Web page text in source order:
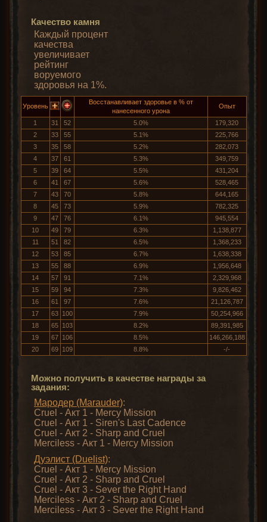
Качество камня
Каждый процент
качества
увеличивает
рейтинг
воруемого
здоровья на 1%.
Уровень
Восстанавливает здоровье в % от
нанесенного урона
Опыт
1 31 52 5.0%
179,320
2
33 55 5.1%
225,766
3
35 58 5.2%
282,073
4
37 61 5.3%
349,759
5
39 64 5.5%
431,204
6
41 67 5.6%
528,465
7
43 70 5.8%
644,165
8
45 73 5.9%
782,325
9
47 76 6.1%
945,554
10
49 79 6.3%
1,138,877
11
51 82 6.5%
1,368,233
12
53 85 6.7%
1,638,338
13
55 88 6.9%
1,956,648
14
57 91 7.1%
2,329,968
15
59 94 7.3%
9,826,462
16
61 97 7.6%
21,126,787
17
63 100 7.9%
50,254,966
18
65 103 8.2%
89,391,985
19
67 106 8.5%
146,266,188
20
69 109 8.8% -/-
Можно получить в качестве награды за
задания:
Мародер (Marauder):
Cruel - Акт 1 - Mercy Mission
Cruel - Акт 1 - Siren's Last Cadence
Cruel - Акт 2 - Sharp and Cruel
Merciless - Акт 1 - Mercy Mission
Дуэлист (Duelist):
Cruel - Акт 1 - Mercy Mission
Cruel - Акт 2 - Sharp and Cruel
Cruel - Акт 3 - Sever the Right Hand
Merciless - Акт 2 - Sharp and Cruel
Merciless - Акт 3 - Sever the Right Hand